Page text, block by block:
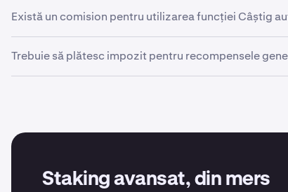
staking înPro.
Există un comision pentru utilizarea funcției Câștig
multe detalii sunt disponibileaici.
Trebuie să plătesc impozit pentru recompensele
Staking avansat, din mers